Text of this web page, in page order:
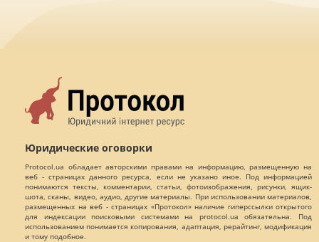
Юридические оговорки
Protocol.ua обладает авторскими правами на информацию, размещенную на
веб - страницах данного ресурса, если не указано иное. Под информацией
понимаются тексты, комментарии, статьи, фотоизображения, рисунки, ящик-
шота, сканы, видео, аудио, другие материалы. При использовании материалов,
размещенных на веб - страницах «Протокол» наличие гиперссылки открытого
для индексации поисковыми системами на protocol.ua обязательна. Под
использованием понимается копирования, адаптация, рерайтинг, модификация
и тому подобное.